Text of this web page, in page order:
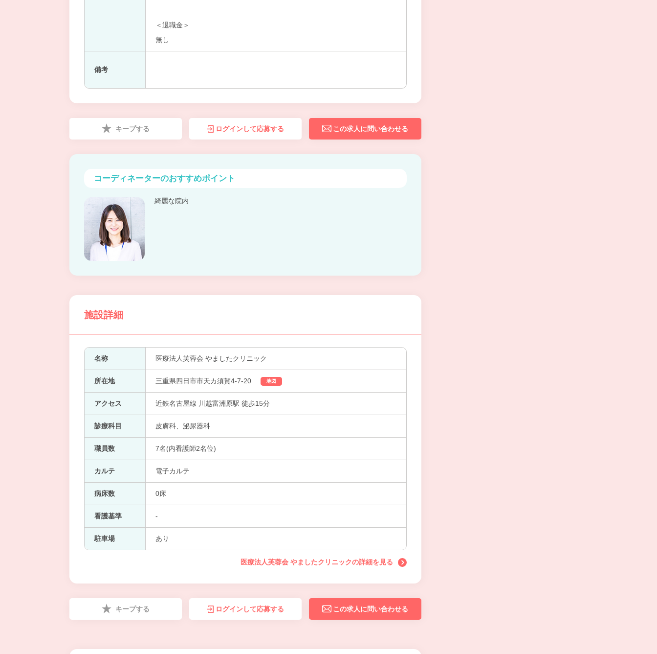
＜退職金＞
無し
備考
キープする ログインして応募する この求人に問い合わせる
コーディネーターのおすすめポイント
綺麗な院内
施設詳細
名称 医療法人芙蓉会 やましたクリニック
所在地 三重県四日市市天カ須賀4-7-20 地図
アクセス 近鉄名古屋線 川越富洲原駅 徒歩15分
診療科目 皮膚科、泌尿器科
職員数 7名(内看護師2名位)
カルテ 電子カルテ
病床数 0床
看護基準 -
駐車場 あり
医療法人芙蓉会 やましたクリニックの詳細を見る
キープする ログインして応募する この求人に問い合わせる